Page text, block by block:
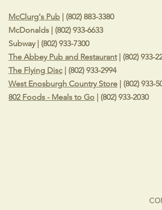
McClurg's Pub | (802) 883-3380
McDonalds | (802) 933-6633
Subway | (802) 933-7300
The Abbey Pub and Restaurant| (802) 933-
The Flying Disc | (802) 933-2994
West Enosburgh Country Store | (802) 933-
802 Foods - Meals to Go | (802) 933-2030